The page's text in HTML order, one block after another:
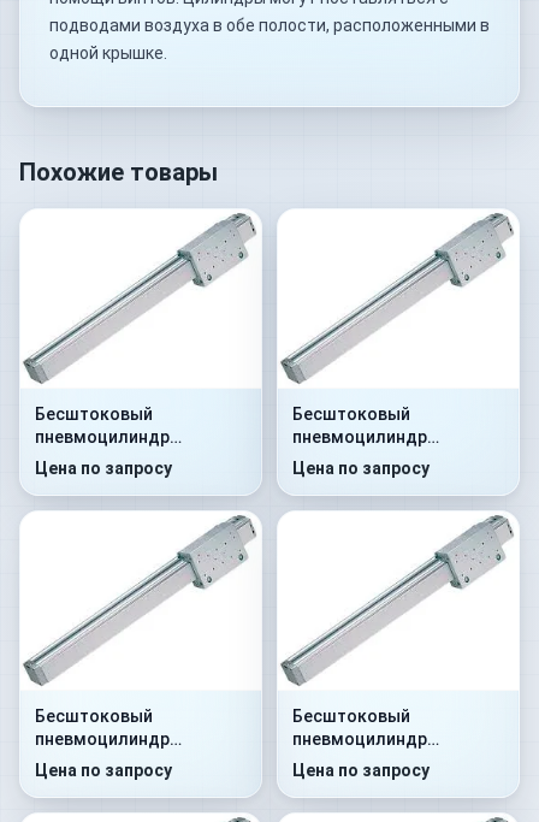
подводами воздуха в обе полости, расположенными в
одной крышке.
Похожие товары
Бесштоковый
пневмоцилиндр
52R2C32A0330
Цена по запросу
Бесштоковый
пневмоцилиндр
52R2C40A0700
Цена по запросу
Бесштоковый
пневмоцилиндр
52R2C32A0480
Цена по запросу
Бесштоковый
пневмоцилиндр
52R2C40A0800
Цена по запросу